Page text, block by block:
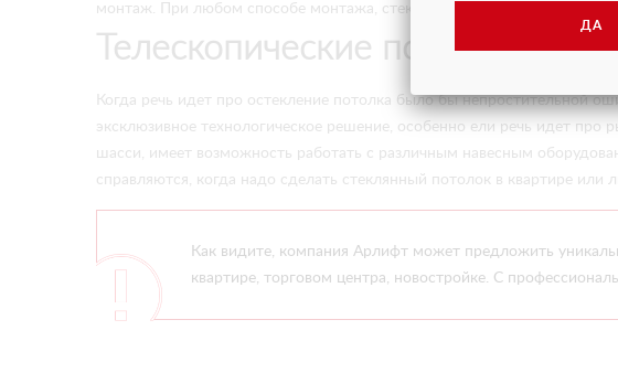
монтаж. При любом способе монтажа, стеклороботы уже давно
Телескопические подъемники
Когда речь идет про остекление потолка было бы непростительной
эксклюзивное технологическое решение, особенно ели речь идет
шасси, имеет возможность работать с различным навесным
справляются, когда надо сделать стеклянный потолок в квартире или
Как видите, компания Арлифт может предложить
квартире, торговом центра, новостройке. С
ДА